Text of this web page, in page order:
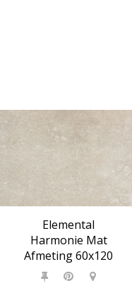
Elemental
Harmonie Mat
Afmeting 60x120